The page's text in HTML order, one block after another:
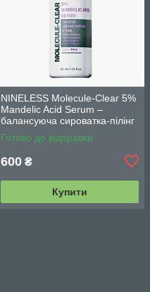
NINELESS Molecule-Clear 5%
Mandelic Acid Serum –
балансуюча сироватка-пілінг
з мигдалевою кислотою 5%
(30мл)
Готово до відправки
600 ₴
Купити